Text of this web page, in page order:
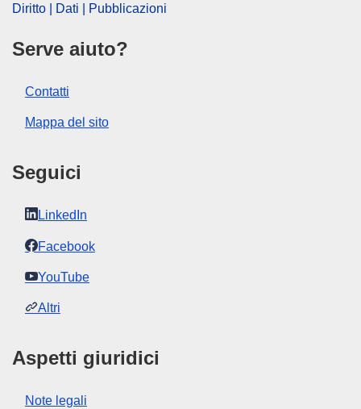
Diritto | Dati | Pubblicazioni
Serve aiuto?
Contatti
Mappa del sito
Seguici
LinkedIn
Facebook
YouTube
Altri
Aspetti giuridici
Note legali